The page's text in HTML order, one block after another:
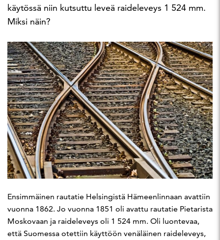
käytössä niin kutsuttu leveä raideleveys 1 524 mm.
Miksi näin?
Ensimmäinen rautatie Helsingistä Hämeenlinnaan avattiin
vuonna 1862. Jo vuonna 1851 oli avattu rautatie Pietarista
Moskovaan ja raideleveys oli 1 524 mm. Oli luontevaa,
että Suomessa otettiin käyttöön venäläinen raideleveys,